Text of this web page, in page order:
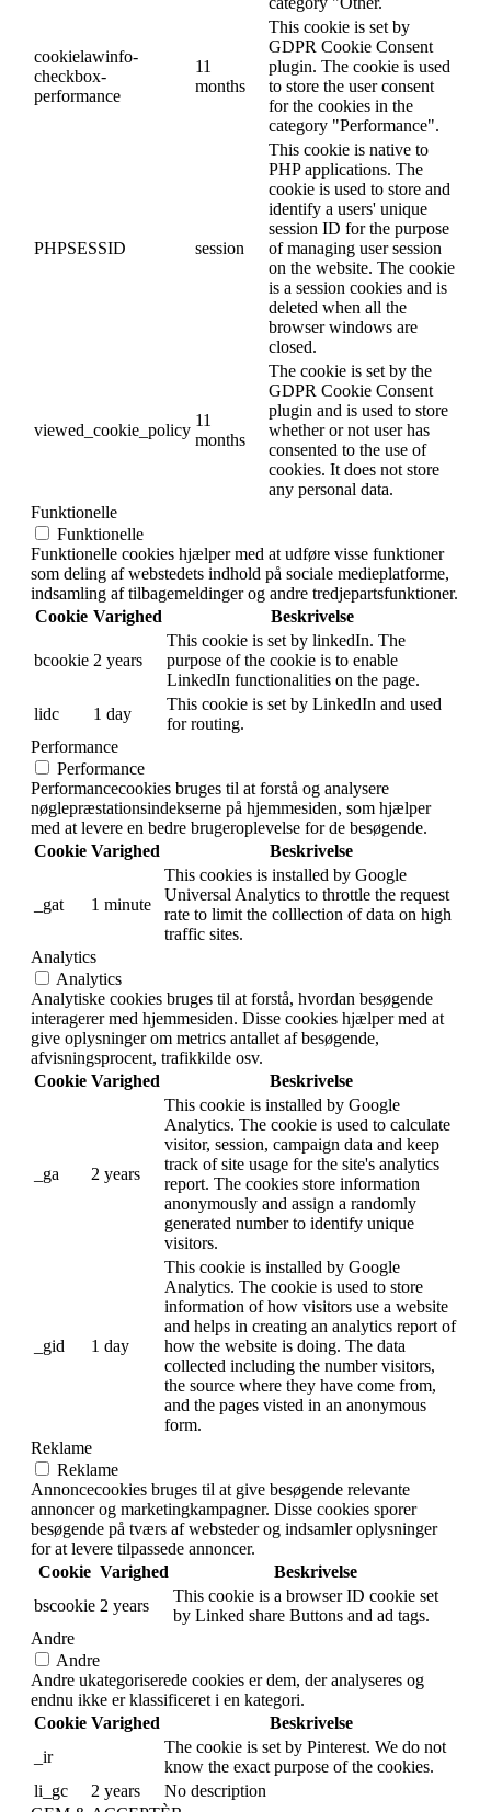
cookielawinfo-
checkbox-analytics
months
This cookie is set by
GDPR Cookie Consent
plugin. The cookie is used
to store the user consent
for the cookies in the
category "Analytics".
The cookie is set by
GDPR cookie consent to
record the user consent for
the cookies in the category
"Functional".
This cookie is set by
GDPR Cookie Consent
plugin. The cookies is used
to store the user consent
for the cookies in the
category "Necessary".
months
GDPR Cookie Consent
plugin. The cookie is used
to store the user consent
for the cookies in the
category "Other.
cookielawinfo-
checkbox-
performance
This cookie is set by
GDPR Cookie Consent
for the cookies in the
category "Performance".
PHPSESSID session
This cookie is native to
PHP applications. The
cookie is used to store and
identify a users' unique
session ID for the purpose
of managing user session
browser windows are
closed.
viewed_cookie_policy
11
months
The cookie is set by the
GDPR Cookie Consent
plugin and is used to store
whether or not user has
consented to the use of
cookies. It does not store
Funktionelle
Funktionelle
Funktionelle cookies hjælper med at udføre visse funktioner
som deling af webstedets indhold på sociale medieplatforme,
indsamling af tilbagemeldinger og andre tredjepartsfunktioner.
Cookie Varighed Beskrivelse
This cookie is set by linkedIn. The
purpose of the cookie is to enable
LinkedIn functionalities on the page.
lidc
1 day
This cookie is set by LinkedIn and used
for routing.
Performancecookies bruges til at forstå og analysere
nøglepræstationsindekserne på hjemmesiden, som hjælper
med at levere en bedre brugeroplevelse for de besøgende.
Beskrivelse
_gat 1 minute
This cookies is installed by Google
Universal Analytics to throttle the request
rate to limit the colllection of data on high
traffic sites.
Analytiske cookies bruges til at forstå, hvordan besøgende
interagerer med hjemmesiden. Disse cookies hjælper med at
give oplysninger om metrics antallet af besøgende,
afvisningsprocent, trafikkilde osv.
Cookie Varighed Beskrivelse
_ga
This cookie is installed by Google
Analytics. The cookie is used to calculate
visitor, session, campaign data and keep
track of site usage for the site's analytics
generated number to identify unique
visitors.
_gid 1 day
This cookie is installed by Google
Analytics. The cookie is used to store
information of how visitors use a website
and helps in creating an analytics report of
how the website is doing. The data